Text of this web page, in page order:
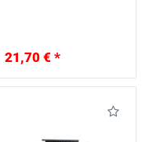
21,70 € *